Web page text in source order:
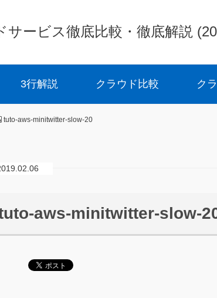
サービス徹底比較・徹底解説
3行解説 クラウド比較 ク
tuto-aws-minitwitter-slow-20
aws-minitwitter-slow-